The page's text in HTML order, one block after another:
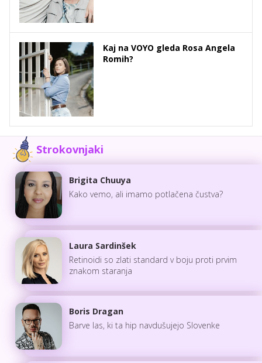
Kaj na VOYO gleda Rosa Angela
Romih?
Strokovnjaki
Brigita Chuuya
Kako vemo, ali imamo potlačena čustva?
Laura Sardinšek
Retinoidi so zlati standard v boju proti prvim
znakom staranja
Boris Dragan
Barve las, ki ta hip navdušujejo Slovenke